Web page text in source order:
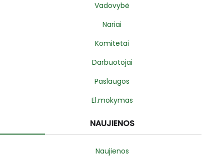
Vadovybė
Nariai
Komitetai
Darbuotojai
Paslaugos
El.mokymas
NAUJIENOS
Naujienos